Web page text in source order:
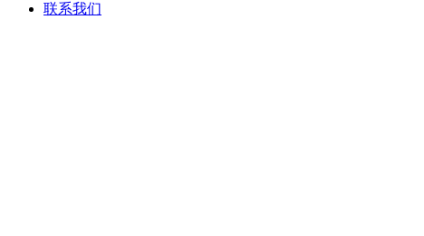
联系我们